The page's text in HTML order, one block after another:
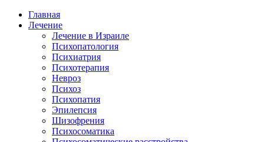
Главная
Лечение
Лечение в Израиле
Психопатология
Психиатрия
Психотерапия
Невроз
Психоз
Психопатия
Эпилепсия
Шизофрения
Психосоматика